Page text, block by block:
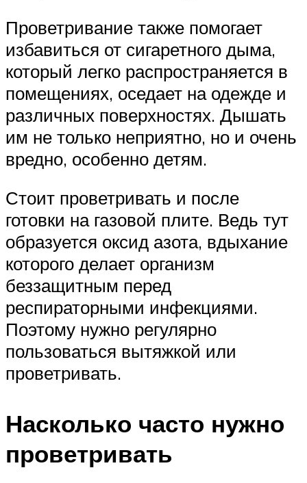
Проветривание также помогает
избавиться от сигаретного дыма,
который легко распространяется в
помещениях, оседает на одежде и
различных поверхностях. Дышать
им не только неприятно, но и очень
вредно, особенно детям.
Стоит проветривать и после
готовки на газовой плите. Ведь тут
образуется оксид азота, вдыхание
которого делает организм
беззащитным перед
респираторными инфекциями.
Поэтому нужно регулярно
пользоваться вытяжкой или
проветривать.
Насколько часто нужно
проветривать